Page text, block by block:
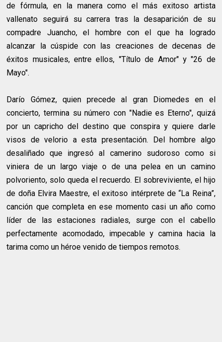
de fórmula, en la manera como el más exitoso artista
vallenato seguirá su carrera tras la desaparición de su
compadre Juancho, el hombre con el que ha logrado
alcanzar la cúspide con las creaciones de decenas de
éxitos musicales, entre ellos, "Título de Amor" y "26 de
Mayo".
Darío Gómez, quien precede al gran Diomedes en el
concierto, termina su número con "Nadie es Eterno", quizá
por un capricho del destino que conspira y quiere darle
visos de velorio a esta presentación. Del hombre algo
desaliñado que ingresó al camerino sudoroso como si
viniera de un largo viaje o de una pelea en un camino
polvoriento, solo queda el recuerdo. El sobreviviente, el hijo
de doña Elvira Maestre, el exitoso intérprete de “La Reina”,
canción que completa en ese momento casi un año como
líder de las estaciones radiales, surge con el cabello
perfectamente acomodado, impecable y camina hacia la
tarima como un héroe venido de tiempos remotos.